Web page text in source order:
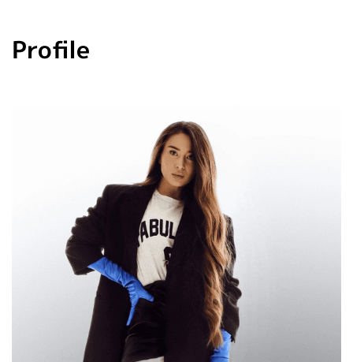
Profile